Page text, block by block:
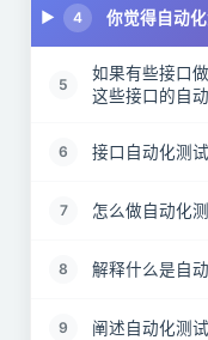
4 你觉得自动
5
如果有些接口
这些接口的自
6 接口自动化测
7 怎么做自动化
8 解释什么是自
9 阐述自动化测